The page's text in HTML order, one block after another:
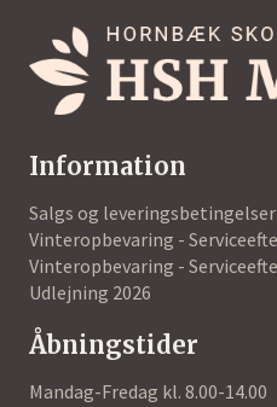
Information
Salgs og leveringsbetingelser
Vinteropbevaring -
Vinteropbevaring -
Udlejning 2026
Åbningstider
Mandag-Fredag kl. 8.00-14.00